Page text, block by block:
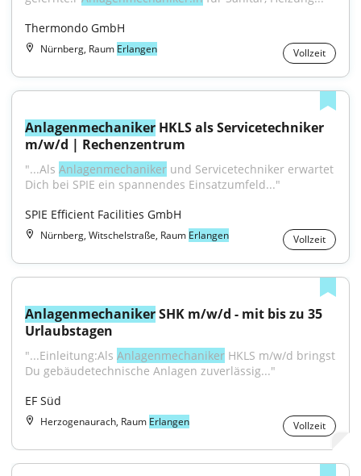
Thermondo GmbH
Nürnberg, Raum Erlangen Vollzeit
Anlagenmechaniker HKLS als Servicetechniker
m/w/d | Rechenzentrum
"...Als Anlagenmechaniker und Servicetechniker erwartet
Dich bei SPIE ein spannendes Einsatzumfeld..."
SPIE Efficient Facilities GmbH
Nürnberg, Witschelstraße, Raum Erlangen Vollzeit
Anlagenmechaniker SHK m/w/d - mit bis zu 35
Urlaubstagen
"...Einleitung:Als Anlagenmechaniker HKLS m/w/d bringst
Du gebäudetechnische Anlagen zuverlässig..."
EF Süd
Herzogenaurach, Raum Erlangen Vollzeit